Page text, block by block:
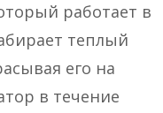
работает в
теплый
его на
в течение